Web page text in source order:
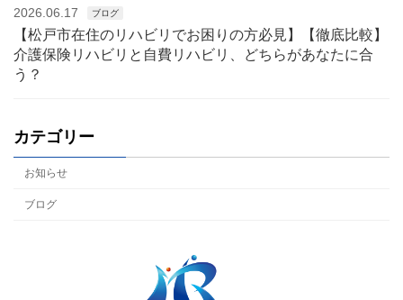
2026.06.17 ブログ
【松戸市在住のリハビリでお困りの方必見】【徹底比較】
介護保険リハビリと自費リハビリ、どちらがあなたに合
う？
カテゴリー
お知らせ
ブログ